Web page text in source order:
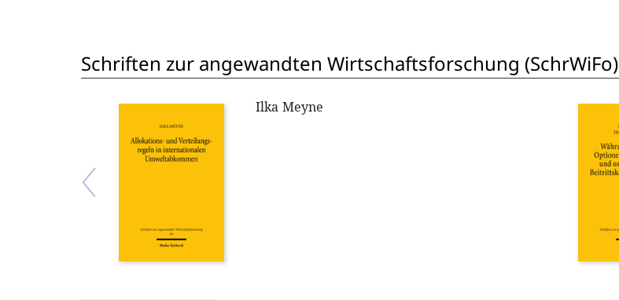
Schriften zur angewandten Wirtschaftsforschung (SchrWiFo)
Ilka Meyne